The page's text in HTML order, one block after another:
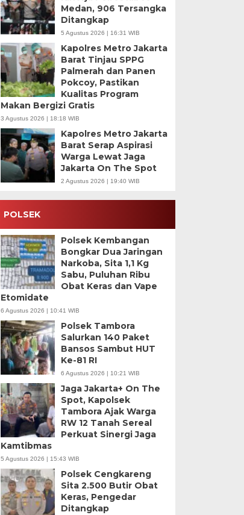
Medan, 906 Tersangka
Ditangkap
5 Agustus 2026 | 16:31 WIB
Kapolres Metro Jakarta
Barat Tinjau SPPG
Palmerah dan Panen
Pokcoy, Pastikan
Kualitas Program
Makan Bergizi Gratis
3 Agustus 2026 | 18:18 WIB
Kapolres Metro Jakarta
Barat Serap Aspirasi
Warga Lewat Jaga
Jakarta On The Spot
2 Agustus 2026 | 19:40 WIB
POLSEK
Polsek Kembangan
Bongkar Dua Jaringan
Narkoba, Sita 1,1 Kg
Sabu, Puluhan Ribu
Obat Keras dan Vape
Etomidate
6 Agustus 2026 | 10:41 WIB
Polsek Tambora
Salurkan 140 Paket
Bansos Sambut HUT
Ke-81 RI
6 Agustus 2026 | 10:21 WIB
Jaga Jakarta+ On The
Spot, Kapolsek
Tambora Ajak Warga
RW 12 Tanah Sereal
Perkuat Sinergi Jaga
Kamtibmas
5 Agustus 2026 | 15:43 WIB
Polsek Cengkareng
Sita 2.500 Butir Obat
Keras, Pengedar
Ditangkap